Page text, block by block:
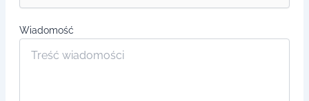
Wiadomość